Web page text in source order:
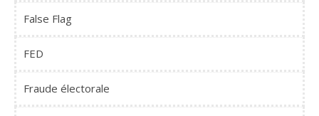
False Flag
FED
Fraude électorale